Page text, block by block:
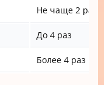
Не чаще 2 раз
До 4 раз
Более 4 раз